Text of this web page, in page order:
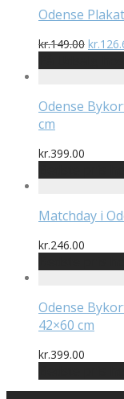
Odense
kr.149.00 Den
pris
kr.
Odense
cm
kr.399.00
Matchday i
kr.246.00
Odense
42×60 cm
kr.399.00